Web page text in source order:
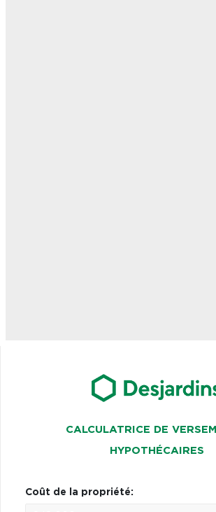
CALCULATRICE DE
HYPOTHÉCAIRES
Coût de la propriété: